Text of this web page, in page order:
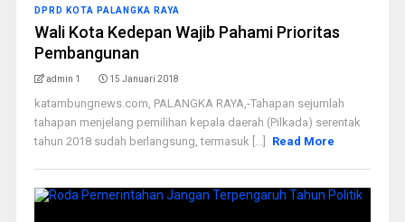
DPRD KOTA PALANGKA RAYA
Wali Kota Kedepan Wajib Pahami Prioritas
Pembangunan
admin 1 15 Januari 2018
katambungnews.com, PALANGKA RAYA,-Tahapan sejumlah
tahapan menjelang pemilihan kepala daerah (Pilkada) serentak
tahun 2018 sudah berlangsung, termasuk [...]
Read More